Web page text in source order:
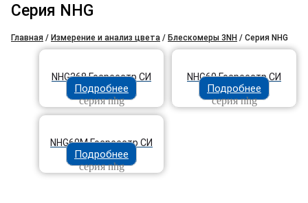
Серия NHG
Главная / Измерение и анализ цвета / Блескомеры 3NH / Серия NHG
NHG268 Госреестр СИ
Подробнее
серия nhg
NHG60 Госреестр СИ
Подробнее
серия nhg
NHG60M Госреестр СИ
Подробнее
серия nhg